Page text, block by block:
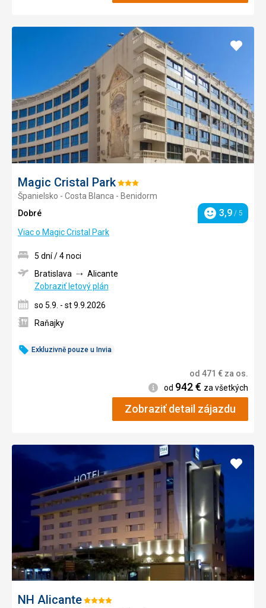
Magic Cristal ParkHodnotenie:
3/5
Španielsko - Costa Blanca - Benidorm
Dobré
Hodnotenie
3,9 / 5
Viac o Magic Cristal Park
Pridať
Exkluzivně pouze u Invia
5 dní / 4 noci
Bratislava
Alicante
Zobraziť letový plán
so 5.9. - st 9.9.2026
Raňajky
od 471 € za os.
Informácie
od 942€ za všetkých
Zobraziť detail zájazdu
NH AlicanteHodnotenie:
Pridať